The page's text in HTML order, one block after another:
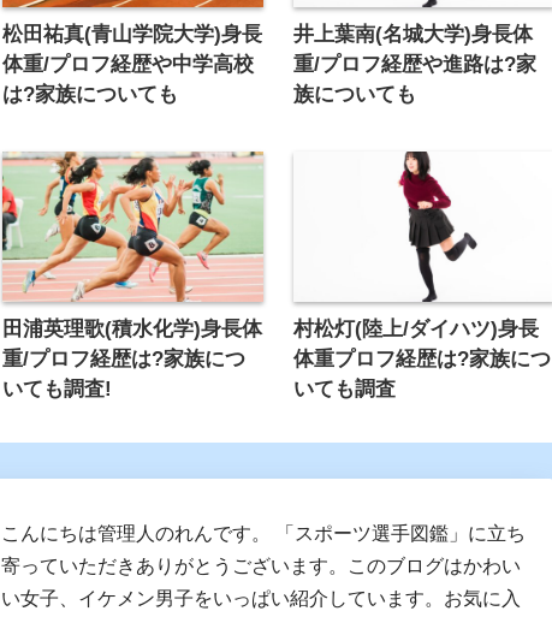
松田祐真(青山学院大学)身長
体重/プロフ経歴や中学高校
は?家族についても
井上葉南(名城大学)身長体
重/プロフ経歴や進路は?家
族についても
田浦英理歌(積水化学)身長体
重/プロフ経歴は?家族につ
いても調査!
村松灯(陸上/ダイハツ)身長
体重プロフ経歴は?家族につ
いても調査
こんにちは管理人のれんです。 「スポーツ選手図鑑」に立ち
寄っていただきありがとうございます。このブログはかわい
い女子、イケメン男子をいっぱい紹介しています。お気に入